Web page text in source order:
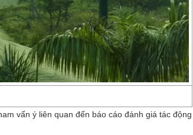
vấn ý liên quan đến báo cáo đánh giá tác động